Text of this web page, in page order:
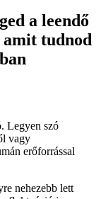
a leendő
tudnod
Legyen szó
vagy
erőforrással
nehezebb lett